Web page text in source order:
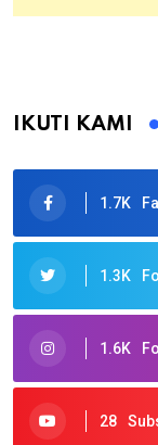
IKUTI KAMI
1.7K
1.3K
1.6K
28